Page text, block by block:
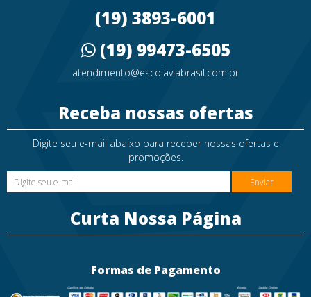
(19) 3893-6001
(19) 99473-6505
atendimento@escolaviabrasil.com.br
Receba nossas ofertas
Digite seu e-mail abaixo para receber nossas ofertas e
promoções.
Enviar
Curta Nossa Página
Formas de Pagamento